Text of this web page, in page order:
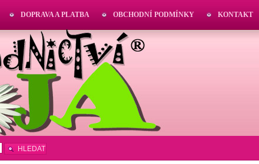
DOPRAVA A PLATBA OBCHODNÍ PODMÍNKY KONTAKT
HLEDAT